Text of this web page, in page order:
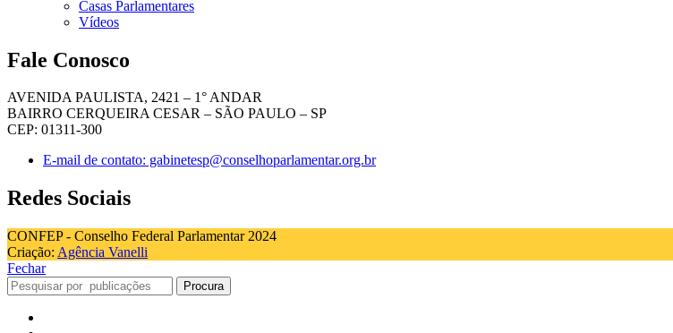
Casas Parlamentares
Vídeos
Fale Conosco
AVENIDA PAULISTA, 2421 – 1° ANDAR
BAIRRO CERQUEIRA CESAR – SÃO PAULO – SP
CEP: 01311-300
E-mail de contato: gabinetesp@conselhoparlamentar.org.br
Redes Sociais
CONFEP - Conselho Federal Parlamentar 2024
Criação: Agência Vanelli
Fechar
Procura